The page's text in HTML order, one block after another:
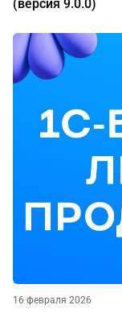
(версия 9.0.0)
16 февраля 2026